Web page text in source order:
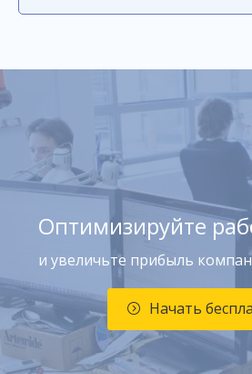
Оптимизируйте
и увеличьте прибыль
Начать